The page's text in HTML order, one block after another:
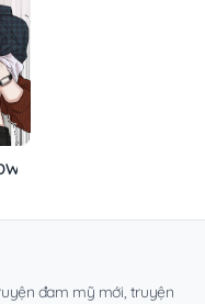
đam mỹ mới, truyện